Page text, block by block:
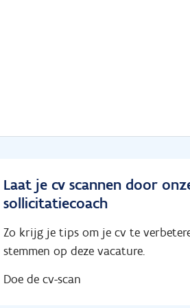
Laat je cv scannen door
sollicitatiecoach
Zo krijg je tips om je cv te
stemmen op deze vacature.
Doe de cv-scan